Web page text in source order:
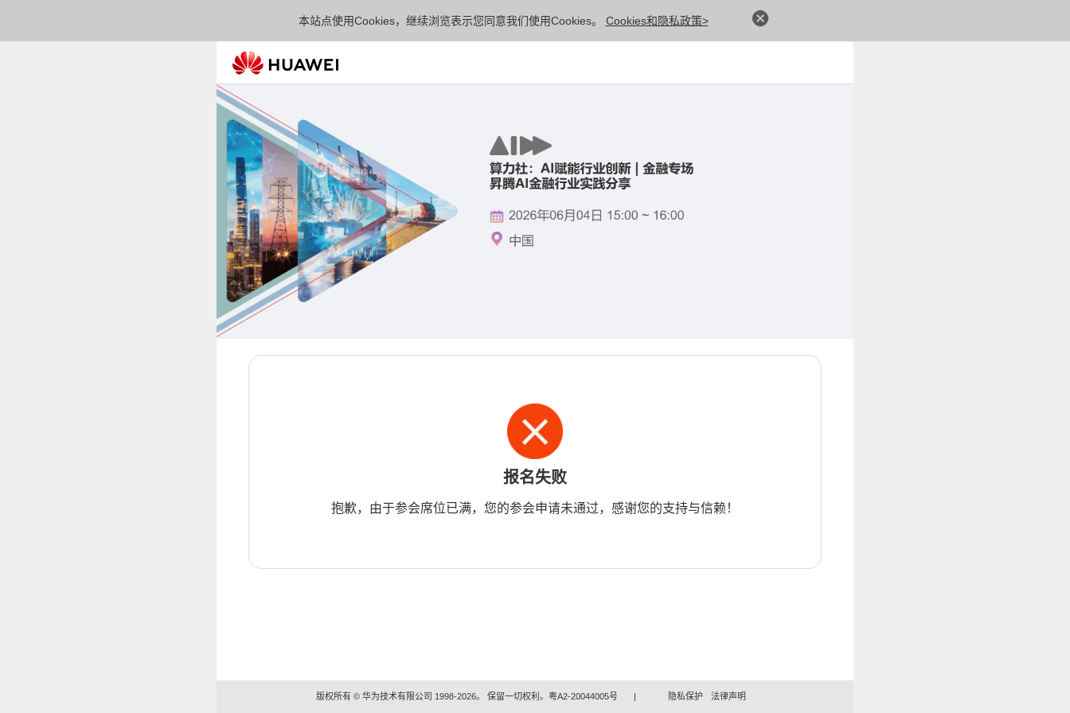
本站点使用Cookies，继续浏览表示您同意我们使用Cookies。 Cookies和隐私政策>
报名失败
抱歉，由于参会席位已满，您的参会申请未通过，感谢您的支持与信赖！
版权所有 © 华为技术有限公司 1998-2026。 保留一切权利。粤A2-20044005号 | 隐私保护 法律声明